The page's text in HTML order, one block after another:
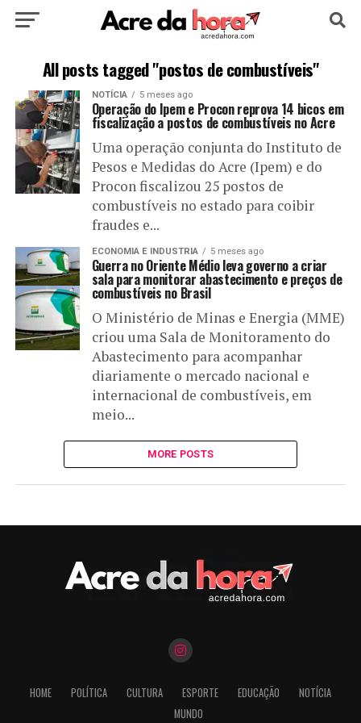
HOME POLÍTICA CULTURA ESPORTE
EDUCAÇÃO NOTÍCIA MUNDO
All posts tagged "postos de combustíveis"
NOTÍCIA 5 meses ago
Operação do Ipem e Procon reprova 14 bicos em
fiscalização a postos de combustíveis no Acre
Uma operação conjunta do Instituto de
Pesos e Medidas do Acre (Ipem) e do
Procon fiscalizou 25 postos de
combustíveis no estado para coibir
fraudes e...
ECONOMIA E INDUSTRIA 5 meses ago
Guerra no Oriente Médio leva governo a criar
sala para monitorar abastecimento e preços de
combustíveis no Brasil
O Ministério de Minas e Energia (MME)
criou uma Sala de Monitoramento do
Abastecimento para acompanhar
diariamente o mercado nacional e
internacional de combustíveis, em
meio...
MORE POSTS
HOME POLÍTICA CULTURA ESPORTE EDUCAÇÃO
NOTÍCIA
MUNDO